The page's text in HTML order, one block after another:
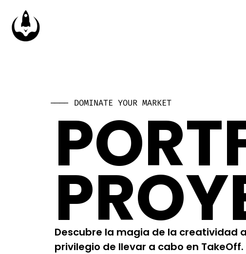
---- DOMINATE YOUR MARKET
Descubre la magia de la creatividad
privilegio de llevar a cabo en